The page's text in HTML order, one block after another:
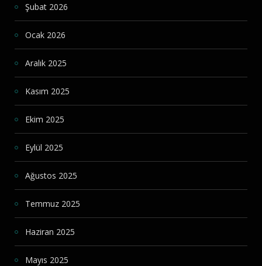
Şubat 2026
Ocak 2026
Aralık 2025
Kasım 2025
Ekim 2025
Eylül 2025
Ağustos 2025
Temmuz 2025
Haziran 2025
Mayıs 2025